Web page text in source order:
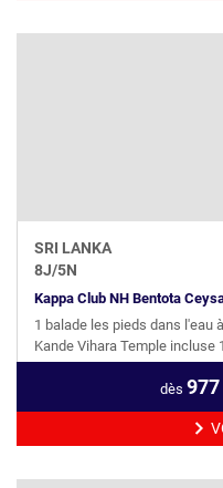
SRI LANKA
8J/5N
Kappa Club NH Bentota
1 balade les pieds dans l'eau
Kande Vihara Temple incluse
dès 977